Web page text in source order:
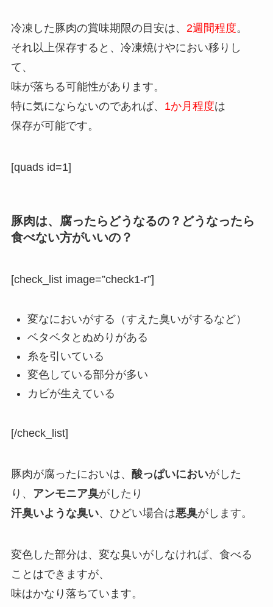
冷凍した豚肉の賞味期限の目安は、 2週間程度。
それ以上保存すると、冷凍焼けやにおい移りし
て、
味が落ちる可能性があります。
特に気にならないのであれば、 1か月程度は
保存が可能です。
[quads id=1]
豚肉は、腐ったらどうなるの？どうなったら
食べない方がいいの？
[check_list image=”check1-r”]
変なにおいがする（すえた臭いがするなど）
ベタベタとぬめりがある
糸を引いている
変色している部分が多い
カビが生えている
[/check_list]
豚肉が腐ったにおいは、 酸っぱいにおいがした
り、 アンモニア臭がしたり
汗臭いような臭い、ひどい場合は悪臭がします。
変色した部分は、変な臭いがしなければ、食べる
ことはできますが、
味はかなり落ちています。